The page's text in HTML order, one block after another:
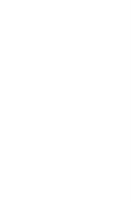
Добавьте к